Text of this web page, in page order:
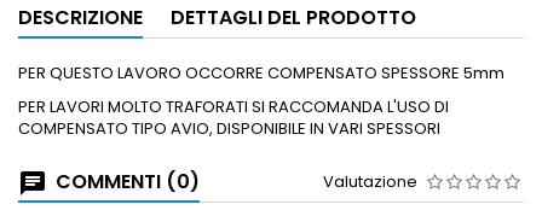
DESCRIZIONE DETTAGLI DEL PRODOTTO
PER QUESTO LAVORO OCCORRE COMPENSATO SPESSORE 5mm
PER LAVORI MOLTO TRAFORATI SI RACCOMANDA L'USO DI
COMPENSATO TIPO AVIO, DISPONIBILE IN VARI SPESSORI
COMMENTI (0) Valutazione